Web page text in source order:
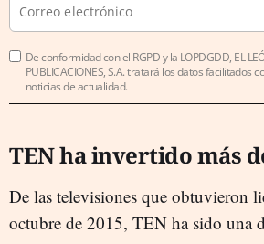
De conformidad con el RGPD y la LOPDGDD, EL
PUBLICACIONES, S.A. tratará los datos facilitados
noticias de actualidad.
TEN ha invertido más
De las televisiones que obtuvieron
octubre de 2015, TEN ha sido una